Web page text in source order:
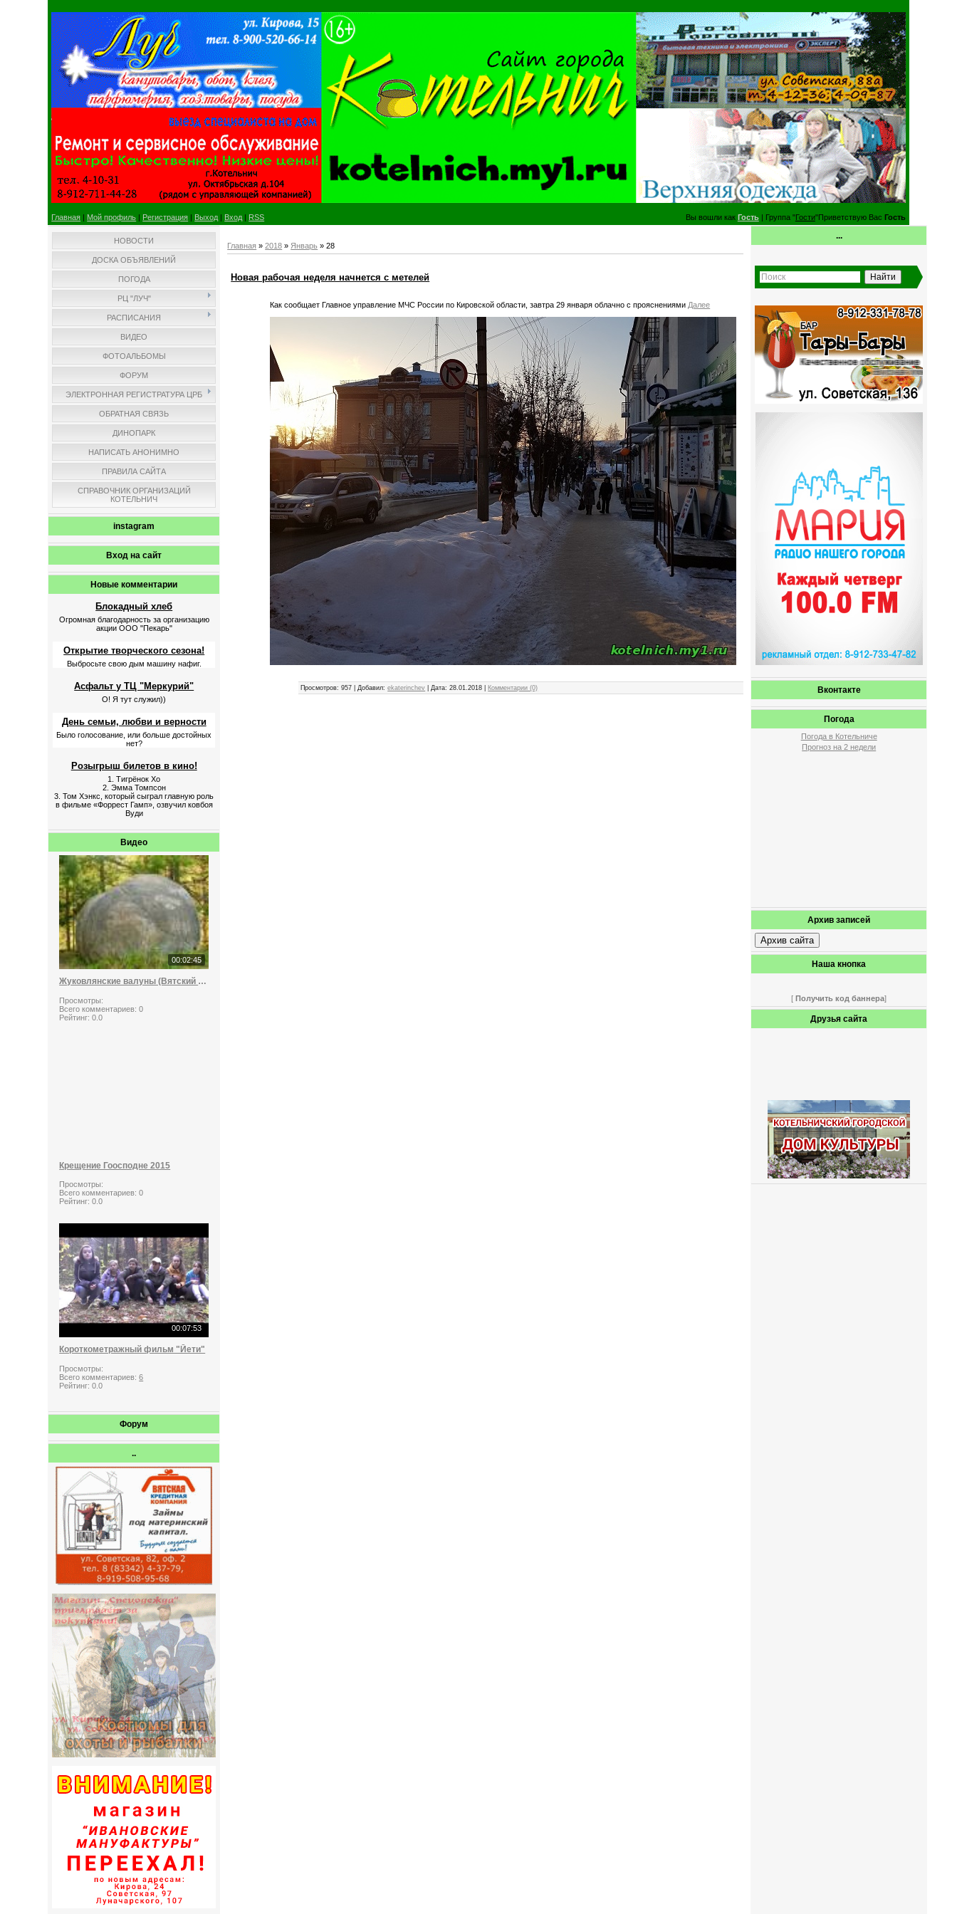
Главная | Мой профиль | Регистрация | Выход | Вход | RSS Вы вошли как Гость| Группа "Гости"Приветствую Вас Гость
НОВОСТИ
ДОСКА ОБЪЯВЛЕНИЙ
ПОГОДА
РЦ "ЛУЧ"
РАСПИСАНИЯ
ВИДЕО
ФОТОАЛЬБОМЫ
ФОРУМ
ЭЛЕКТРОННАЯ РЕГИСТРАТУРА ЦРБ
ОБРАТНАЯ СВЯЗЬ
ДИНОПАРК
НАПИСАТЬ АНОНИМНО
ПРАВИЛА САЙТА
СПРАВОЧНИК ОРГАНИЗАЦИЙ
КОТЕЛЬНИЧ
instagram
Вход на сайт
Новые комментарии
Блокадный хлеб
Огромная благодарность за организацию
акции ООО "Пекарь"
Открытие творческого сезона!
Выбросьте свою дым машину нафиг.
Асфальт у ТЦ "Меркурий"
О! Я тут служил))
День семьи, любви и верности
Было голосование, или больше достойных
нет?
Розыгрыш билетов в кино!
1. Тигрёнок Хо
2. Эмма Томпсон
3. Том Хэнкс, который сыграл главную роль
в фильме «Форрест Гамп», озвучил ковбоя
Вуди
Видео
00:02:45
Жуковлянские валуны (Вятский стоунхендж)
Просмотры:
Всего комментариев:0
Рейтинг:0.0
Крещение Гоосподне 2015
Просмотры:
Всего комментариев:0
Рейтинг:0.0
00:07:53
Короткометражный фильм "Йети"
Просмотры:
Всего комментариев:6
Рейтинг:0.0
Форум
..
Главная »2018 » Январь » 28
Новая рабочая неделя начнется с метелей
Как сообщает Главное управление МЧС России по Кировской области, завтра 29 января облачно с прояснениямиДалее
Просмотров: 957 | Добавил:ekaterinchev | Дата:28.01.2018 Комментарии (0)
...
Вконтакте
Погода
Погода в Котельниче
Прогноз на 2 недели
Архив записей
Архив сайта
Наша кнопка
[ Получить код баннера]
Друзья сайта